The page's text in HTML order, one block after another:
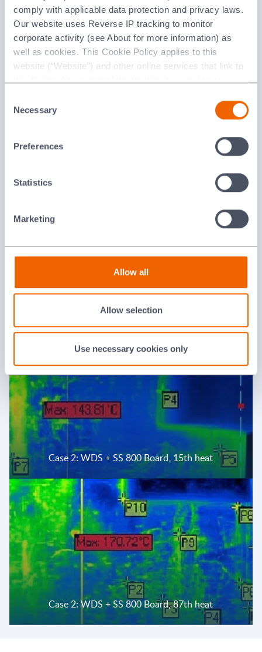
comply with applicable data protection and privacy laws.
Our website uses Reverse IP tracking to monitor
corporate activity (see About for more information) as
well as cookies. This Cookie Policy applies to this
website (“Website”) and other online services that link to
Advanced Materials plc as the data controller.
Selection
Necessary
Preferences
Statistics
Marketing
Allow all
Allow selection
Use necessary cookies only
New ladle backup lining install in progress
Case 1: Without insulation, 45th heat
Case 2: WDS + SS 800 Board, 15th heat
Case 2: WDS + SS 800 Board, 87th heat